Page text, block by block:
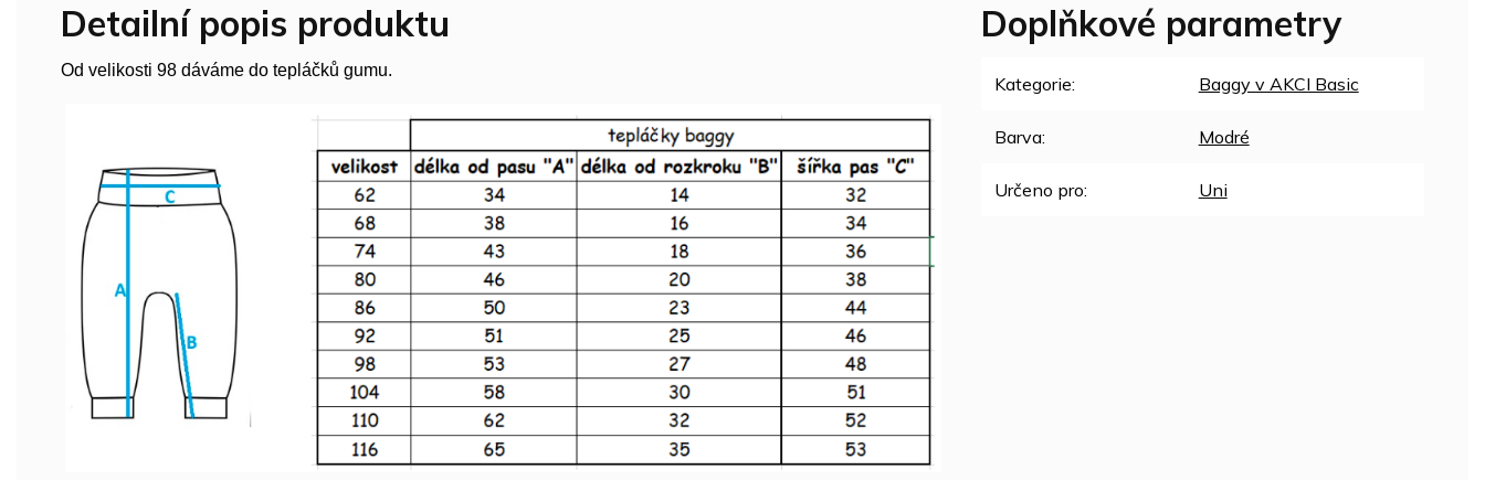
Detailní popis produktu
Od velikosti 98 dáváme do tepláčků gumu.
Doplňkové parametry
Kategorie: Baggy v AKCI Basic
Barva: Modré
Určeno pro: Uni